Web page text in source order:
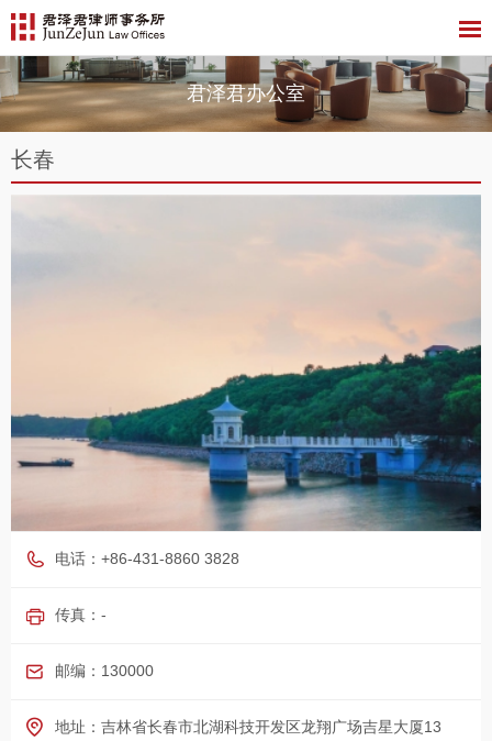
君泽君办公室
长春
电话：+86-431-8860 3828
传真：-
邮编：130000
地址：吉林省长春市北湖科技开发区龙翔广场吉星大厦13